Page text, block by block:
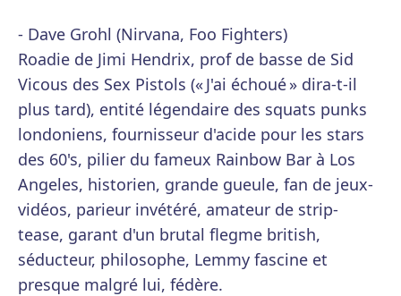
- Dave Grohl (Nirvana, Foo Fighters)
Roadie de Jimi Hendrix, prof de basse de Sid
Vicous des Sex Pistols (« J'ai échoué » dira-t-il
plus tard), entité légendaire des squats punks
londoniens, fournisseur d'acide pour les stars
des 60's, pilier du fameux Rainbow Bar à Los
Angeles, historien, grande gueule, fan de jeux-
vidéos, parieur invétéré, amateur de strip-
tease, garant d'un brutal flegme british,
séducteur, philosophe, Lemmy fascine et
presque malgré lui, fédère.